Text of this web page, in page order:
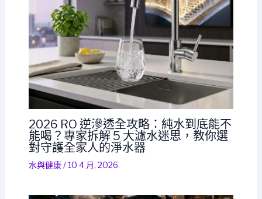
2026 RO 逆滲透全攻略：純水到底能不
能喝？專家拆解 5 大濾水迷思，教你選
對守護全家人的淨水器
水與健康/10 4 月, 2026